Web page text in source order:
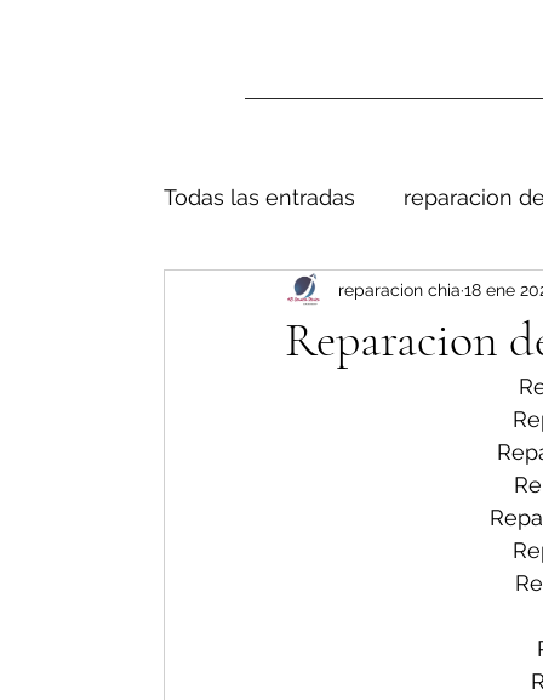
Todas las entradas reparacion
Reparacion
reparacion chia 18 ene